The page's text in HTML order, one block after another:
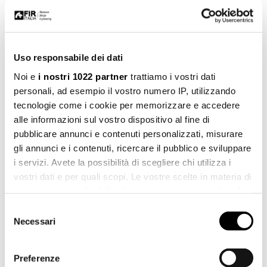
Uso responsabile dei dati
Noi e i nostri 1022 partner trattiamo i vostri dati
personali, ad esempio il vostro numero IP, utilizzando
tecnologie come i cookie per memorizzare e accedere
alle informazioni sul vostro dispositivo al fine di
pubblicare annunci e contenuti personalizzati, misurare
gli annunci e i contenuti, ricercare il pubblico e sviluppare
i servizi. Avete la possibilità di scegliere chi utilizza i
vostri dati e per quali scopi. Le vostre scelte in materia di
modificare o revocare il proprio consenso in qualsiasi
momento dalla Dichiarazione sui cookie o facendo clic
delNecessari
Preferenze